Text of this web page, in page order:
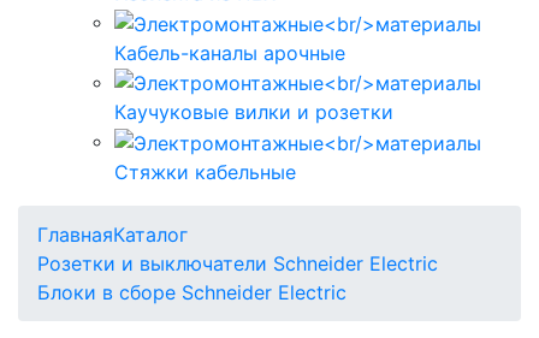
Кабель-каналы арочные
Каучуковые вилки и розетки
Стяжки кабельные
ГлавнаяКаталог
Розетки и выключатели Schneider Electric
Блоки в сборе Schneider Electric